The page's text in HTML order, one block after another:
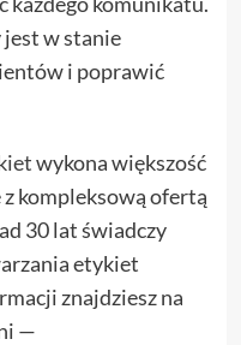
w stanie
i poprawić
wykona większość
z kompleksową ofertą
30 lat świadczy
etykiet
znajdziesz na
—